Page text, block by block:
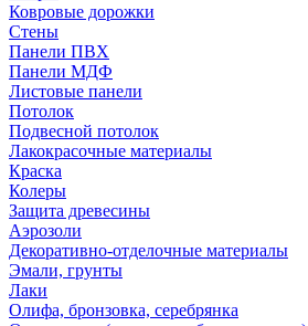
Ковровые дорожки
Стены
Панели ПВХ
Панели МДФ
Листовые панели
Потолок
Подвесной потолок
Лакокрасочные материалы
Краска
Колеры
Защита древесины
Аэрозоли
Декоративно-отделочные материалы
Эмали, грунты
Лаки
Олифа, бронзовка, серебрянка